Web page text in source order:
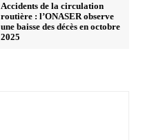
Accidents de la circulation
routière : l’ONASER observe
une baisse des décès en octobre
2025